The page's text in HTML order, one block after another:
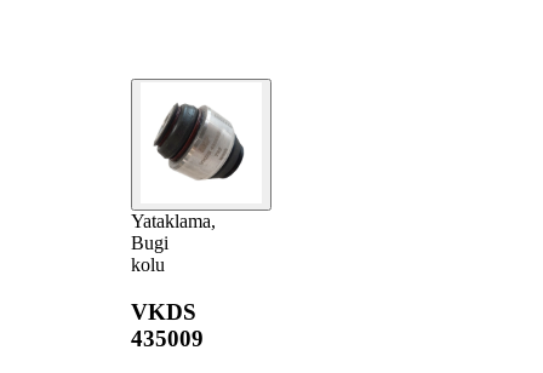
Yataklama,
Bugi
kolu
VKDS
435009